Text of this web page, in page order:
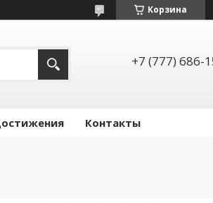
Корзина
+7 (777) 686-
Контакты